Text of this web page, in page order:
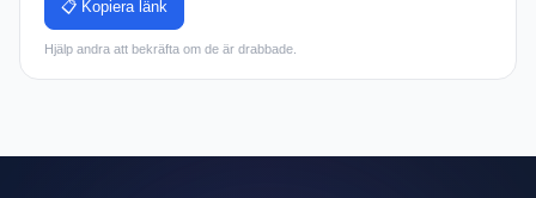
📋 Kopiera länk
Hjälp andra att bekräfta om de är drabbade.